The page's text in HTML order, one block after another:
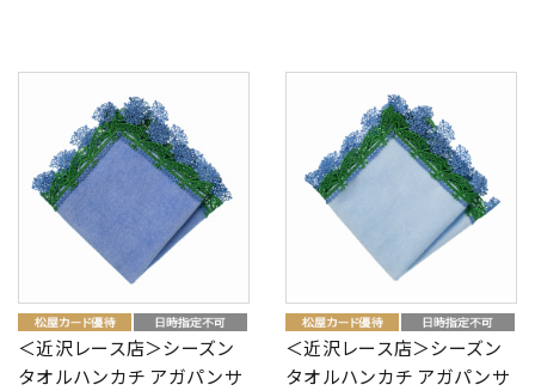
＜近沢レース店＞シーズン
タオルハンカチ アガパンサ
＜近沢レース店＞シーズン
タオルハンカチ アガパンサ